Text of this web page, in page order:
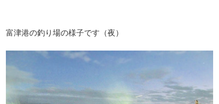
富津港の釣り場の様子です（夜）